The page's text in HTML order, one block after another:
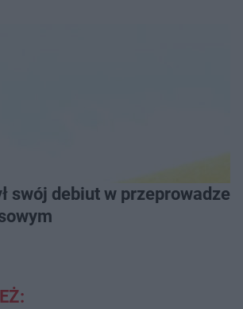
Grand Prix Wielkopolski w Pływaniu